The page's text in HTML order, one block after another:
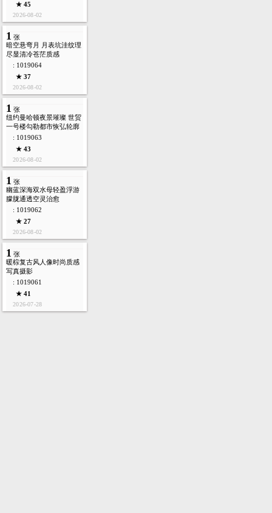
★ 45
2026-08-02
1 张
暗空悬弯月 月表坑洼纹理
尽显清冷苍茫质感
: 1019064
★ 37
2026-08-02
1 张
纽约曼哈顿夜景璀璨 世贸
一号楼勾勒都市恢弘轮廓
: 1019063
★ 43
2026-08-02
1 张
幽蓝深海双水母轻盈浮游
朦胧通透空灵治愈
: 1019062
★ 27
2026-08-02
1 张
暖棕复古风人像时尚质感
写真摄影
: 1019061
★ 41
2026-07-28